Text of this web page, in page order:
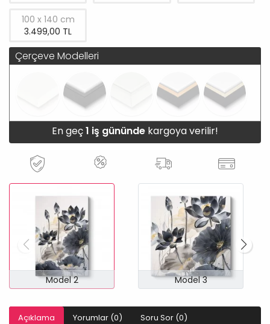
100 x 140 cm
3.499,00 TL
Çerçeve Modelleri
En geç1 iş gününde kargoya verilir!
Model 2 Model 3
Açıklama Yorumlar (0) Soru Sor (0)